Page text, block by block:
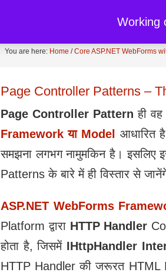
Working
You are here: Home / Core ASP.NET WebForms
Page Controller Patterns –
Page Controller Pattern ही
Framework या Model
आधारित
समझना लगभग नामुमकिन है।
Patterns के बारे में ही विस्‍तार से
ASP.NET WebForms
Platform द्वारा HTTP Handler
होता है, जिसमें IHttpHandler
HTTP Handler की जरूरत HTML